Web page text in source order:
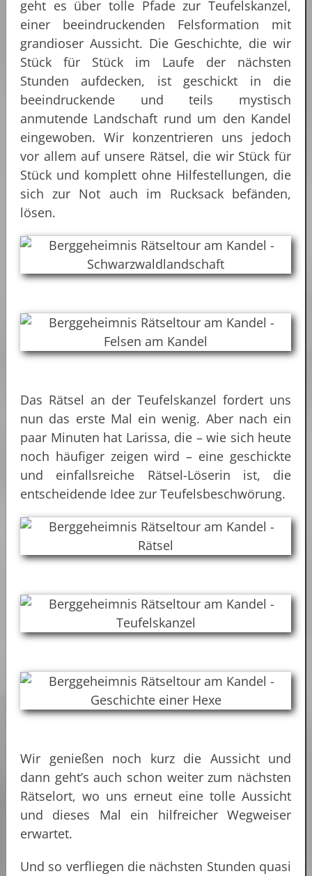
geht es über tolle Pfade zur Teufelskanzel,
einer beeindruckenden Felsformation mit
grandioser Aussicht. Die Geschichte, die wir
Stück für Stück im Laufe der nächsten
Stunden aufdecken, ist geschickt in die
beeindruckende und teils mystisch
anmutende Landschaft rund um den Kandel
eingewoben. Wir konzentrieren uns jedoch
vor allem auf unsere Rätsel, die wir Stück für
Stück und komplett ohne Hilfestellungen, die
sich zur Not auch im Rucksack befänden,
lösen.
Das Rätsel an der Teufelskanzel fordert uns
nun das erste Mal ein wenig. Aber nach ein
paar Minuten hat Larissa, die – wie sich heute
noch häufiger zeigen wird – eine geschickte
und einfallsreiche Rätsel-Löserin ist, die
entscheidende Idee zur Teufelsbeschwörung.
Wir genießen noch kurz die Aussicht und
dann geht’s auch schon weiter zum nächsten
Rätselort, wo uns erneut eine tolle Aussicht
und dieses Mal ein hilfreicher Wegweiser
erwartet.
Und so verfliegen die nächsten Stunden quasi